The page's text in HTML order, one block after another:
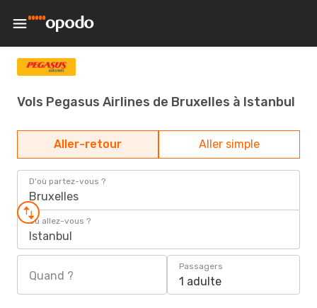
Vols Pegasus Airlines de Bruxelles à Istanbul
Aller-retour Aller simple
D'où partez-vous ?
Bruxelles
Où allez-vous ?
Istanbul
Quand ?
Passagers
1 adulte